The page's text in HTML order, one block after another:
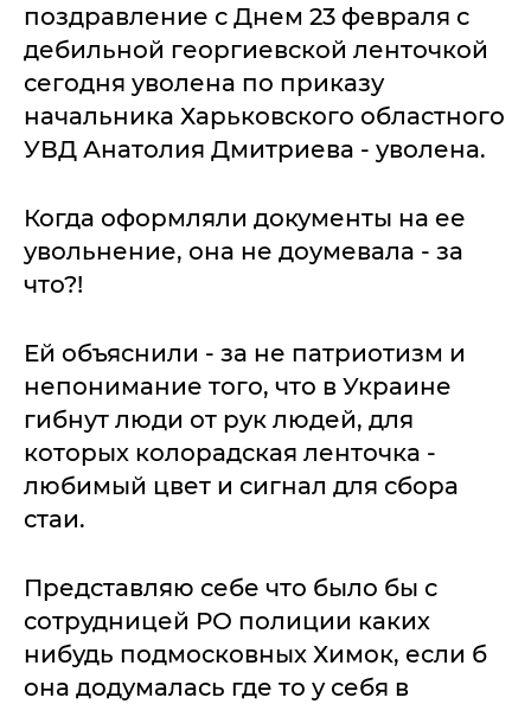
поздравление с Днем 23 февраля с
дебильной георгиевской ленточкой
сегодня уволена по приказу
начальника Харьковского областного
УВД Анатолия Дмитриева - уволена.
Когда оформляли документы на ее
увольнение, она не доумевала - за
что?!
Ей объяснили - за не патриотизм и
непонимание того, что в Украине
гибнут люди от рук людей, для
которых колорадская ленточка -
любимый цвет и сигнал для сбора
стаи.
Представляю себе что было бы с
сотрудницей РО полиции каких
нибудь подмосковных Химок, если б
она додумалась где то у себя в